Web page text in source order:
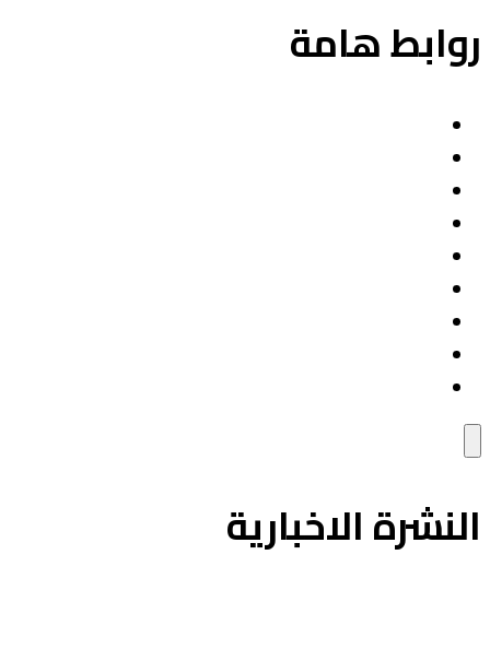
هامة
دبي للعقارات
شراء فيلا في دبي
فلل للبيع في دبي
العقارات
داماك التلال
تلال الإمارات
داماك تلال دبي
فلل للشراء في دبي
دبي مارينا هيلز
الاخبارية